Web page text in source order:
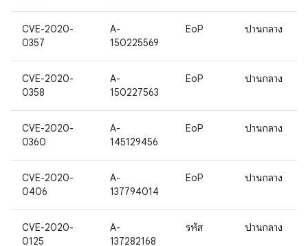
CVE-2020-
0357
A-
150225569
EoP ปานกลาง
CVE-2020-
0358
A-
150227563
EoP ปานกลาง
CVE-2020-
0360
A-
145129456
EoP ปานกลาง
CVE-2020-
0406
A-
137794014
EoP ปานกลาง
CVE-2020-
0125
A-
137282168
รหัส ปานกลาง